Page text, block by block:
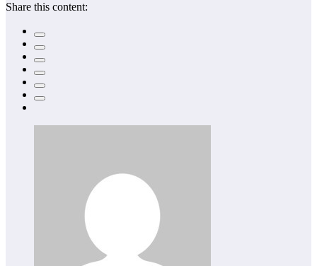
Share this content: